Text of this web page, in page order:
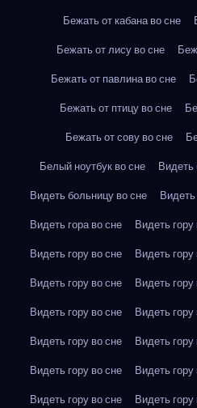
Бежать от кабана во сне
Бежать от лису во сне
Бежать от павлина во сне
Бежать от птицу во сне
Бежать от сову во сне
Белый ноутбук во сне
Видеть
Видеть больницу во сне
Видеть гора во сне
Видеть гору
Видеть гору во сне
Видеть гору
Видеть гору во сне
Видеть гору
Видеть гору во сне
Видеть гору
Видеть гору во сне
Видеть гору
Видеть гору во сне
Видеть гору
Видеть гору во сне
Видеть гору